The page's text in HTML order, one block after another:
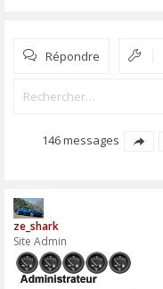
Répondre
146 messages
ze_shark
Site Admin